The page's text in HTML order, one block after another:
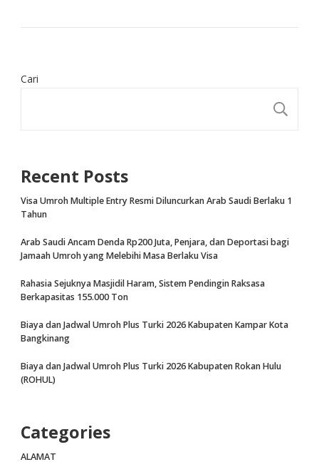
Cari
Recent Posts
Visa Umroh Multiple Entry Resmi Diluncurkan Arab Saudi Berlaku 1
Tahun
Arab Saudi Ancam Denda Rp200 Juta, Penjara, dan Deportasi bagi
Jamaah Umroh yang Melebihi Masa Berlaku Visa
Rahasia Sejuknya Masjidil Haram, Sistem Pendingin Raksasa
Berkapasitas 155.000 Ton
Biaya dan Jadwal Umroh Plus Turki 2026 Kabupaten Kampar Kota
Bangkinang
Biaya dan Jadwal Umroh Plus Turki 2026 Kabupaten Rokan Hulu
(ROHUL)
Categories
ALAMAT